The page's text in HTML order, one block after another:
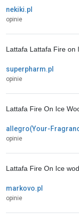
nekiki.pl
opinie
superpharm.pl
opinie
Lattafa Lattafa Fire on
allegro(Your-
opinie
Lattafa Fire On Ice
markovo.pl
opinie
Lattafa Fire On Ice